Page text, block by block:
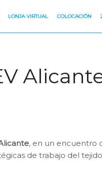
LONJA VIRTUAL COLOCACIÓN
, en un encuentro
de trabajo del